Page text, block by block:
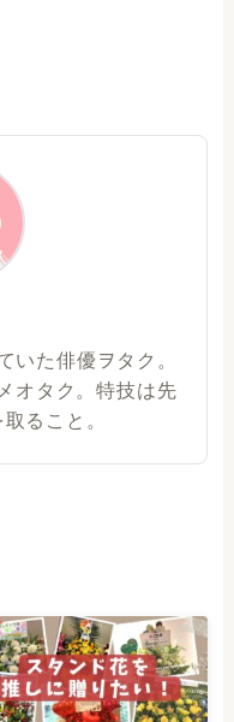
いた俳優ヲタク。
オタク。特技は先
ること。